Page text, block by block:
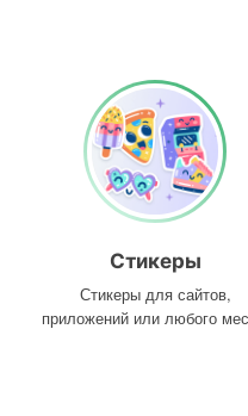
Стикеры
Стикеры для сайтов,
приложений или любого